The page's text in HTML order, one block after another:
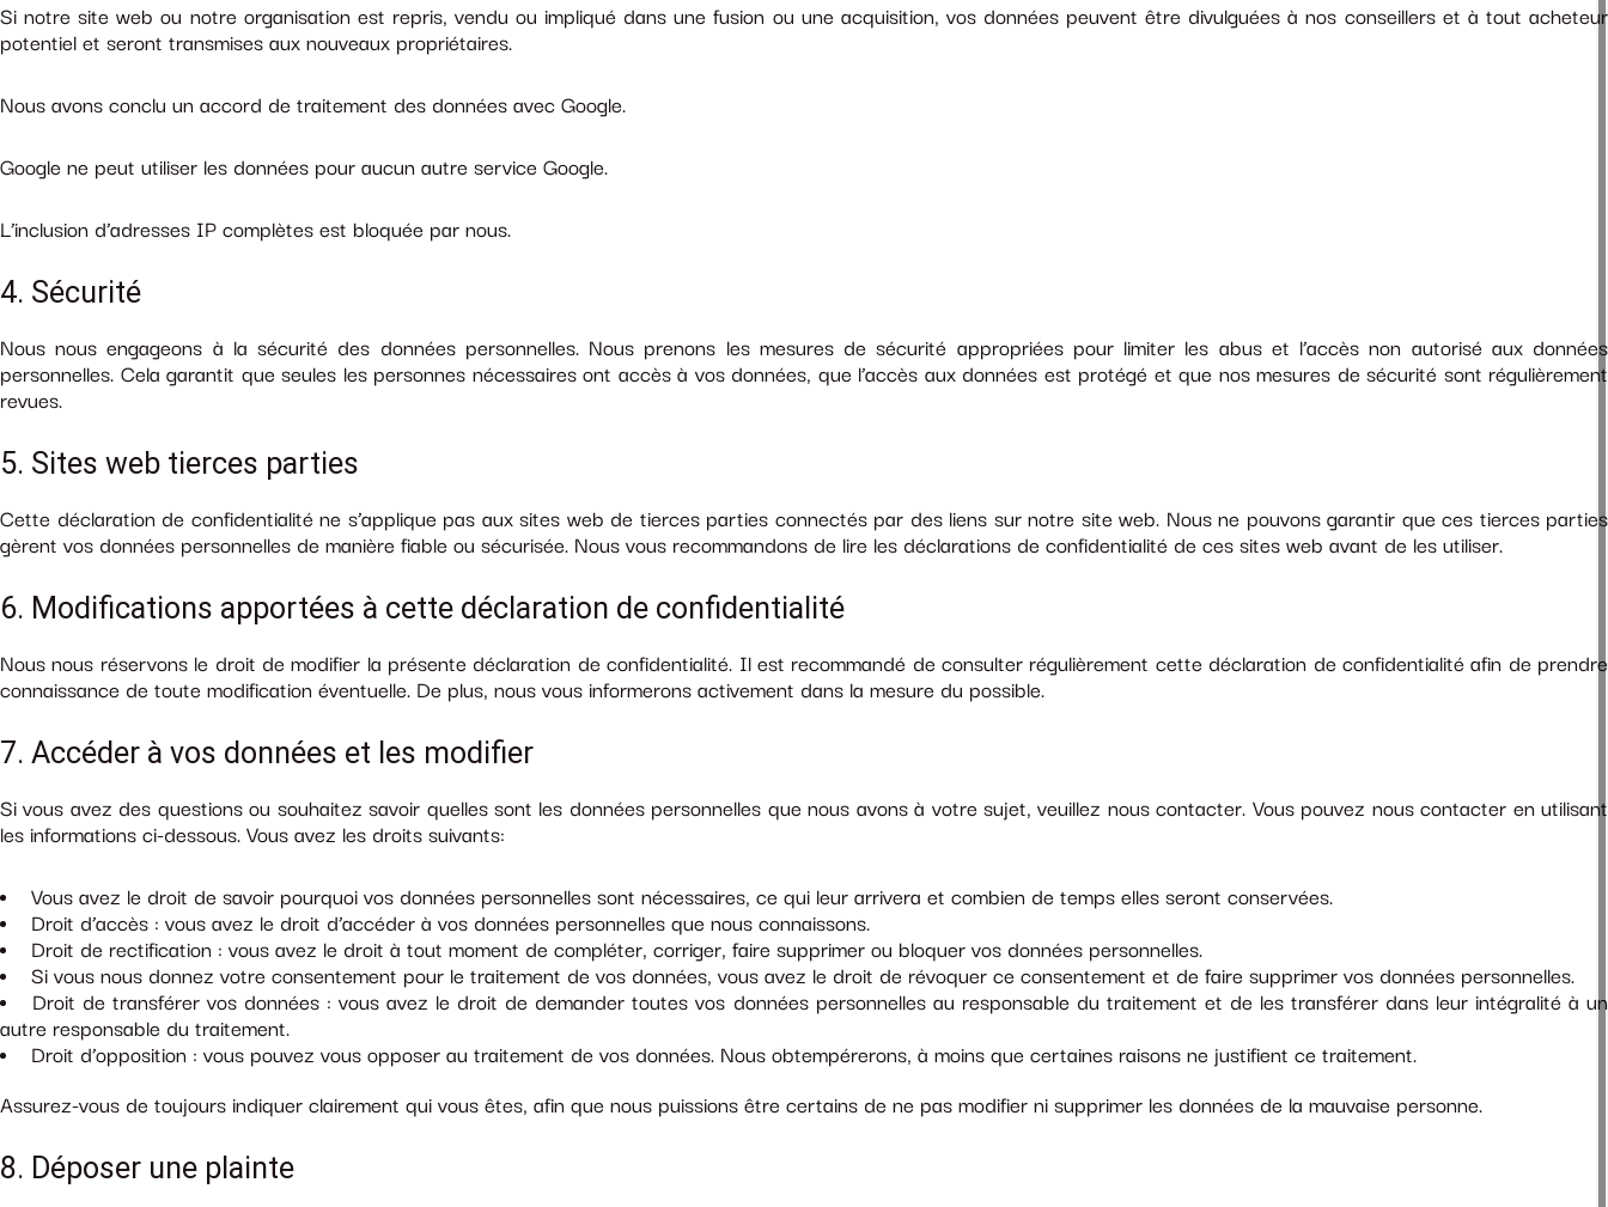
Si notre site web ou notre organisation est repris, vendu ou impliqué dans une fusion ou une acquisition, vos données peuvent être divulguées à nos conseillers et à tout acheteur
potentiel et seront transmises aux nouveaux propriétaires.
Nous avons conclu un accord de traitement des données avec Google.
Google ne peut utiliser les données pour aucun autre service Google.
L’inclusion d’adresses IP complètes est bloquée par nous.
4. Sécurité
Nous nous engageons à la sécurité des données personnelles. Nous prenons les mesures de sécurité appropriées pour limiter les abus et l’accès non autorisé aux données
personnelles. Cela garantit que seules les personnes nécessaires ont accès à vos données, que l’accès aux données est protégé et que nos mesures de sécurité sont régulièrement
revues.
5. Sites web tierces parties
Cette déclaration de confidentialité ne s’applique pas aux sites web de tierces parties connectés par des liens sur notre site web. Nous ne pouvons garantir que ces tierces parties
gèrent vos données personnelles de manière fiable ou sécurisée. Nous vous recommandons de lire les déclarations de confidentialité de ces sites web avant de les utiliser.
6. Modifications apportées à cette déclaration de confidentialité
Nous nous réservons le droit de modifier la présente déclaration de confidentialité. Il est recommandé de consulter régulièrement cette déclaration de confidentialité afin de prendre
connaissance de toute modification éventuelle. De plus, nous vous informerons activement dans la mesure du possible.
7. Accéder à vos données et les modifier
Si vous avez des questions ou souhaitez savoir quelles sont les données personnelles que nous avons à votre sujet, veuillez nous contacter. Vous pouvez nous contacter en utilisant
les informations ci-dessous. Vous avez les droits suivants:
Vous avez le droit de savoir pourquoi vos données personnelles sont nécessaires, ce qui leur arrivera et combien de temps elles seront conservées.
Droit d’accès : vous avez le droit d’accéder à vos données personnelles que nous connaissons.
Droit de rectification : vous avez le droit à tout moment de compléter, corriger, faire supprimer ou bloquer vos données personnelles.
Si vous nous donnez votre consentement pour le traitement de vos données, vous avez le droit de révoquer ce consentement et de faire supprimer vos données personnelles.
Droit de transférer vos données : vous avez le droit de demander toutes vos données personnelles au responsable du traitement et de les transférer dans leur intégralité à un
autre responsable du traitement.
Droit d’opposition : vous pouvez vous opposer au traitement de vos données. Nous obtempérerons, à moins que certaines raisons ne justifient ce traitement.
Assurez-vous de toujours indiquer clairement qui vous êtes, afin que nous puissions être certains de ne pas modifier ni supprimer les données de la mauvaise personne.
8. Déposer une plainte